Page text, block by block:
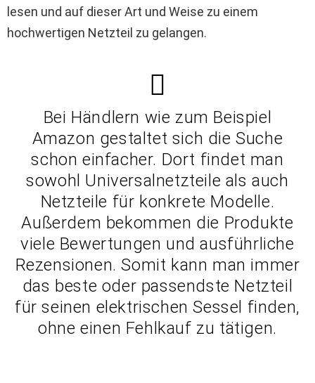
lesen und auf dieser Art und Weise zu einem
hochwertigen Netzteil zu gelangen.
Bei Händlern wie zum Beispiel
Amazon gestaltet sich die Suche
schon einfacher. Dort findet man
sowohl Universalnetzteile als auch
Netzteile für konkrete Modelle.
Außerdem bekommen die Produkte
viele Bewertungen und ausführliche
Rezensionen. Somit kann man immer
das beste oder passendste Netzteil
für seinen elektrischen Sessel finden,
ohne einen Fehlkauf zu tätigen.